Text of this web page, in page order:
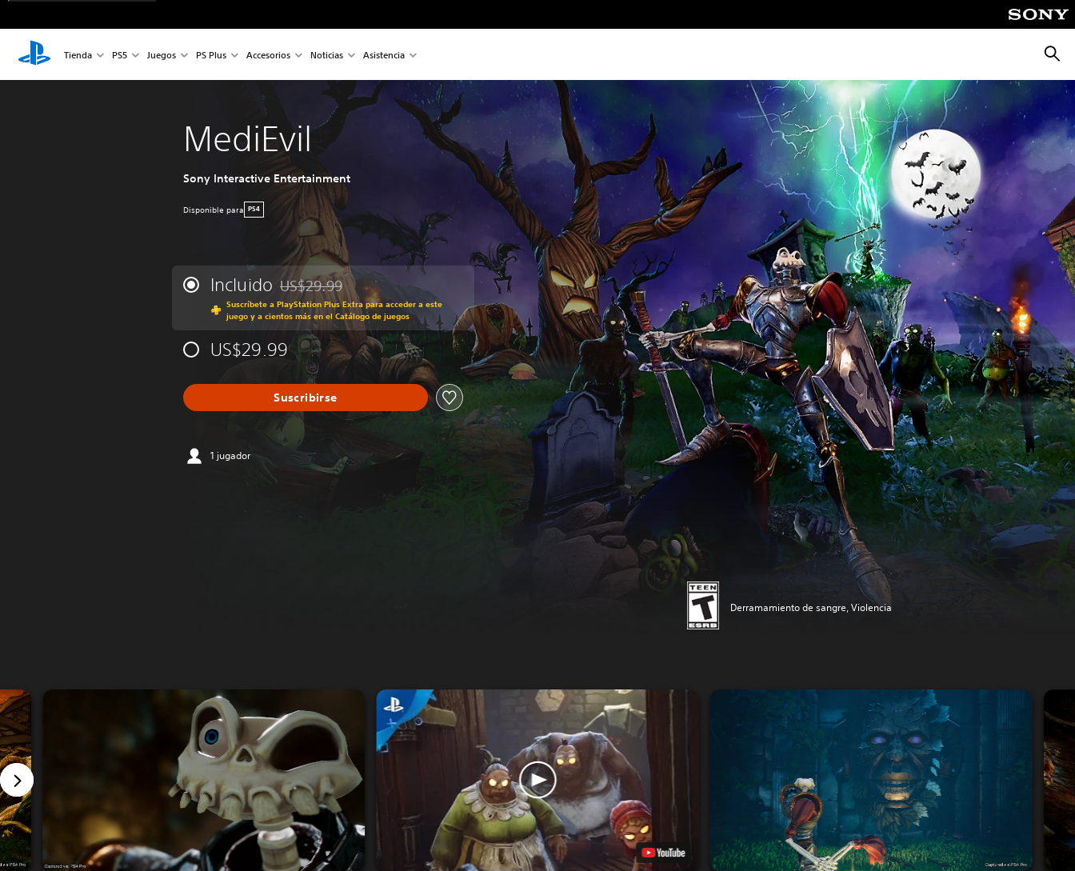
Tienda PS5 Juegos PS Plus Accesorios Noticias Asistencia
MediEvil
Sony Interactive Entertainment
Disponible para PS4
Incluido Rebajado del precio original de US$29.99
US$29.99
Suscríbete a PlayStation Plus Extra para acceder a este
juego y a cientos más en el Catálogo de juegos
US$29.99
Suscribirse
1 jugador
Derramamiento de sangre, Violencia